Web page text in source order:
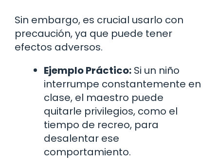
Sin embargo, es crucial usarlo con
precaución, ya que puede tener
efectos adversos.
Ejemplo Práctico: Si un niño
interrumpe constantemente en
clase, el maestro puede
quitarle privilegios, como el
tiempo de recreo, para
desalentar ese
comportamiento.